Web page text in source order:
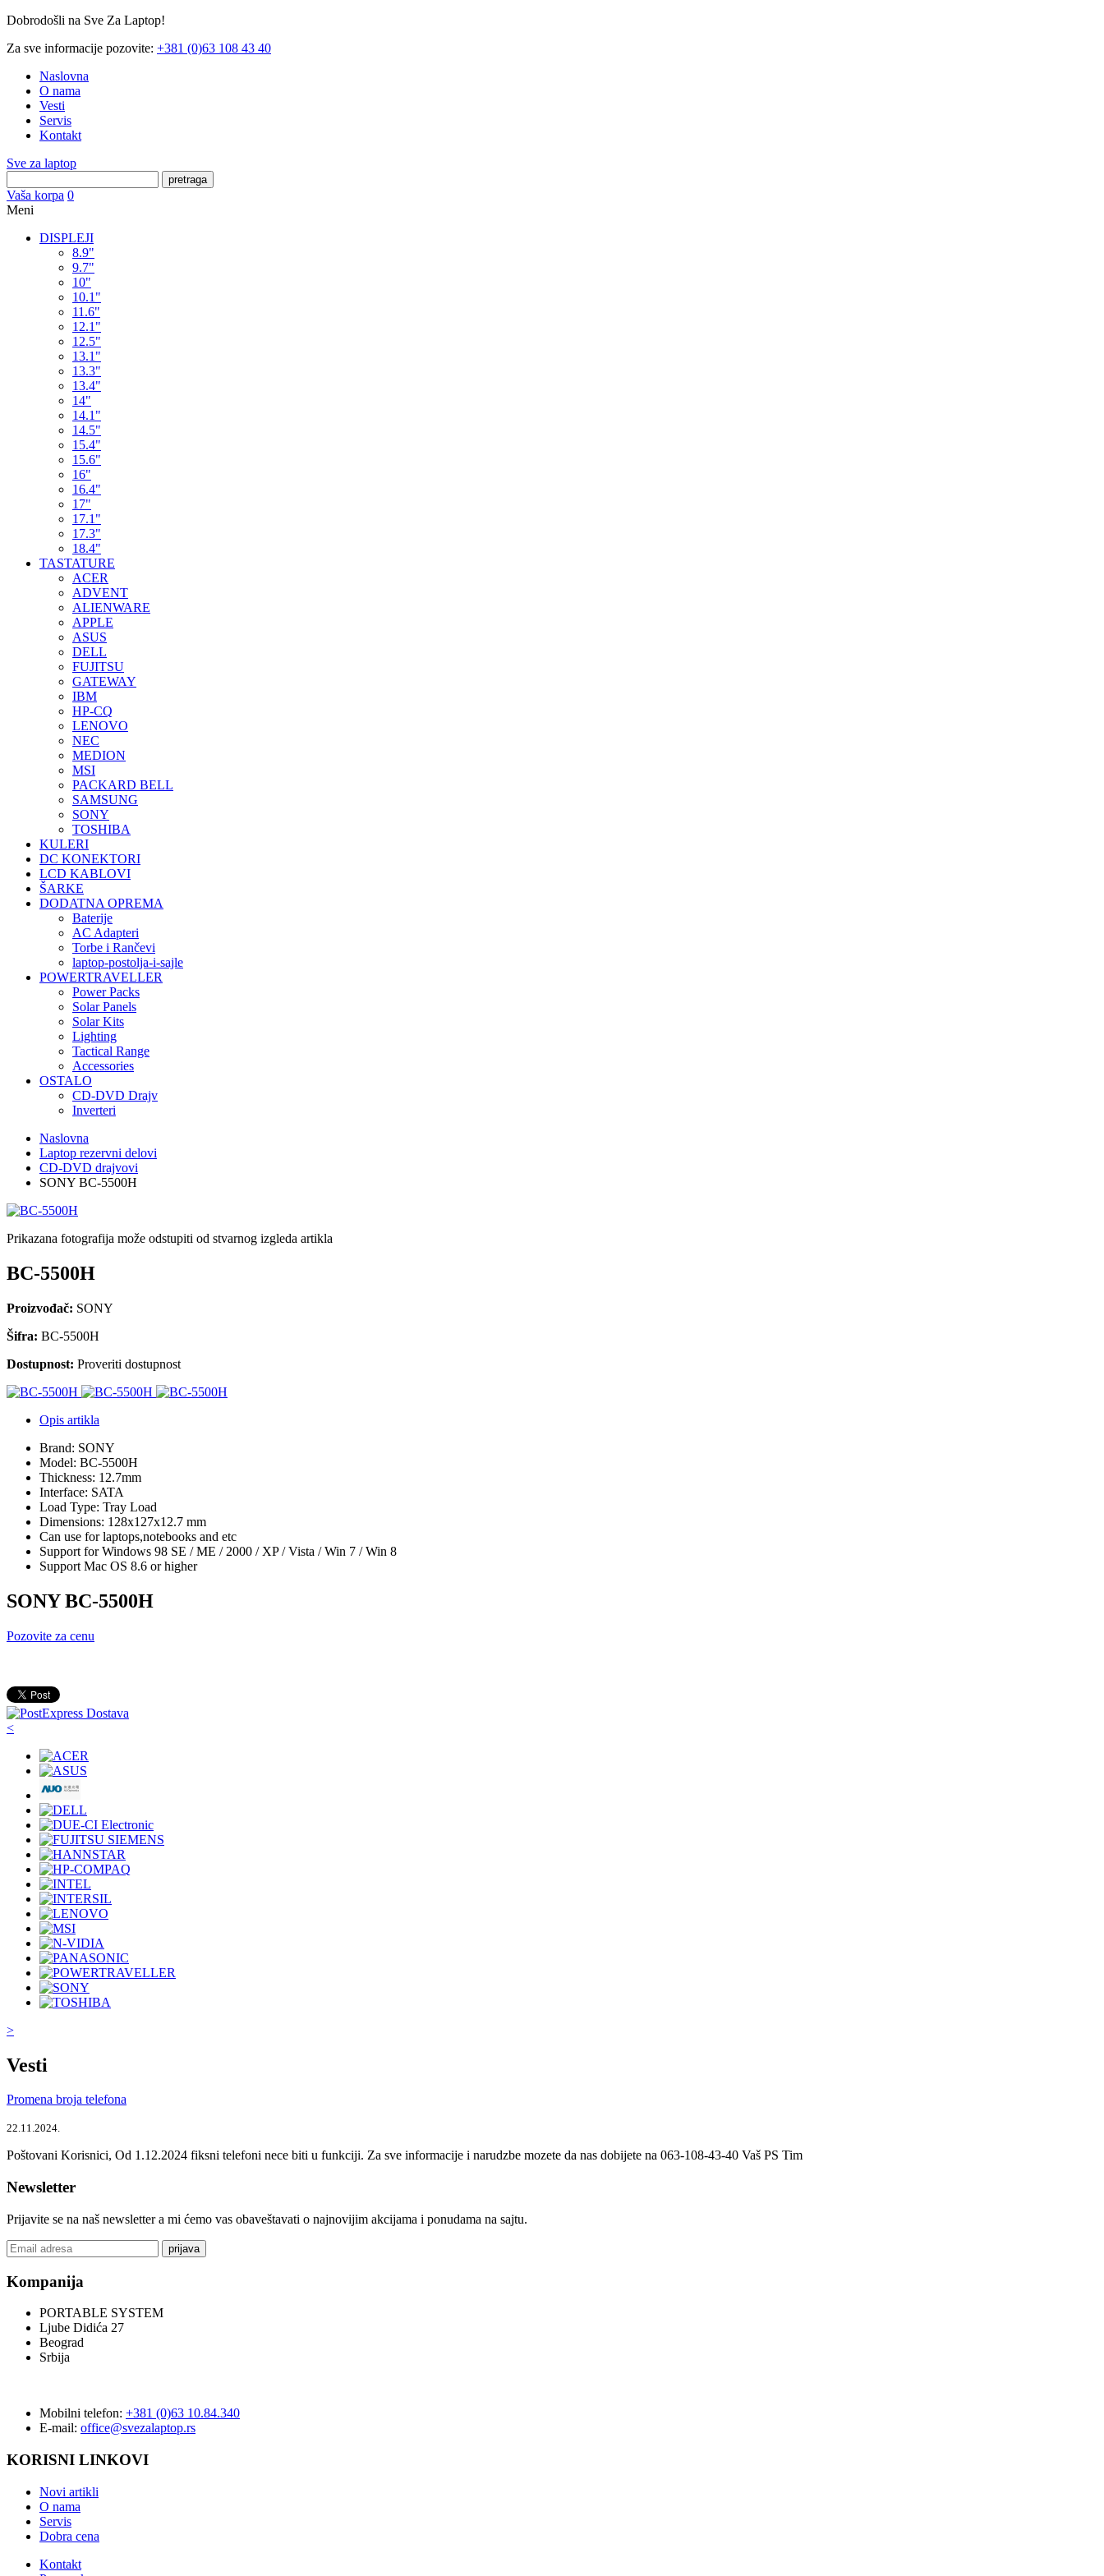
Dobrodošli na Sve Za Laptop!
Za sve informacije pozovite: +381 (0)63 108 43 40
Naslovna
O nama
Vesti
Servis
Kontakt
Sve za laptop
pretraga
Vaša korpa 0
Meni
DISPLEJI
8.9"
9.7"
10"
10.1"
11.6"
12.1"
12.5"
13.1"
13.3"
13.4"
14"
14.1"
14.5"
15.4"
15.6"
16"
16.4"
17"
17.1"
17.3"
18.4"
TASTATURE
ACER
ADVENT
ALIENWARE
APPLE
ASUS
DELL
FUJITSU
GATEWAY
IBM
HP-CQ
LENOVO
NEC
MEDION
MSI
PACKARD BELL
SAMSUNG
SONY
TOSHIBA
KULERI
DC KONEKTORI
LCD KABLOVI
ŠARKE
DODATNA OPREMA
Baterije
AC Adapteri
Torbe i Rančevi
laptop-postolja-i-sajle
POWERTRAVELLER
Power Packs
Solar Panels
Solar Kits
Lighting
Tactical Range
Accessories
OSTALO
CD-DVD Drajv
Inverteri
Naslovna
Laptop rezervni delovi
CD-DVD drajvovi
SONY BC-5500H
Prikazana fotografija može odstupiti od stvarnog izgleda artikla
BC-5500H
Proizvođač: SONY
Šifra: BC-5500H
Dostupnost: Proveriti dostupnost
Opis artikla
Brand: SONY
Model: BC-5500H
Thickness: 12.7mm
Interface: SATA
Load Type: Tray Load
Dimensions: 128x127x12.7 mm
Can use for laptops,notebooks and etc
Support for Windows 98 SE / ME / 2000 / XP / Vista / Win 7 / Win 8
Support Mac OS 8.6 or higher
SONY BC-5500H
Pozovite za cenu
<
>
Vesti
Promena broja telefona
22.11.2024.
Poštovani Korisnici, Od 1.12.2024 fiksni telefoni nece biti u funkciji. Za sve informacije i narudzbe mozete da nas dobijete na 063-108-43-40 Vaš PS Tim
Newsletter
Prijavite se na naš newsletter a mi ćemo vas obaveštavati o najnovijim akcijama i ponudama na sajtu.
prijava
Kompanija
PORTABLE SYSTEM
Ljube Didića 27
Beograd
Srbija
Mobilni telefon: +381 (0)63 10.84.340
E-mail: office@svezalaptop.rs
KORISNI LINKOVI
Novi artikli
O nama
Servis
Dobra cena
Kontakt